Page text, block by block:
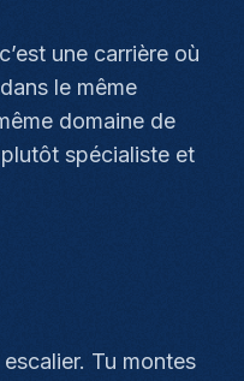
une carrière où
le même
domaine de
spécialiste et
Tu montes